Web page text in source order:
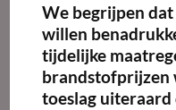
– meegeleverd: zwanenhals
Artikelnummer:17020003
Categorie: Spreekgestoelte
We begrijpen
willen
tijdelijke
brandstofprijzen
toeslag